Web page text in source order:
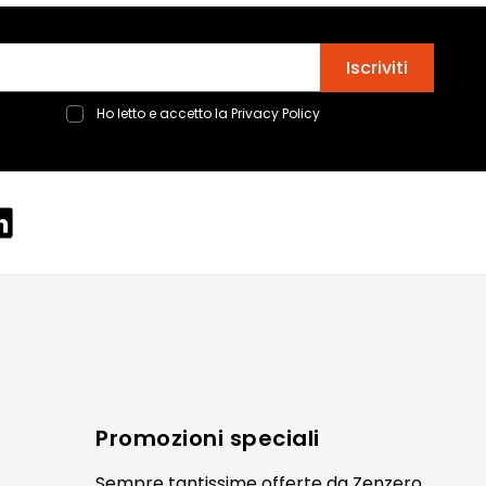
Iscriviti
Ho letto e accetto la Privacy Policy
Promozioni speciali